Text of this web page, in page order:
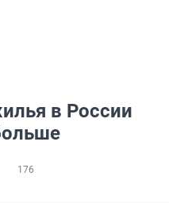
в России
176